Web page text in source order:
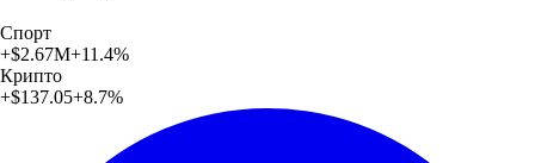
Спорт
+$2.67M+11.4%
Крипто
+$137.05+8.7%